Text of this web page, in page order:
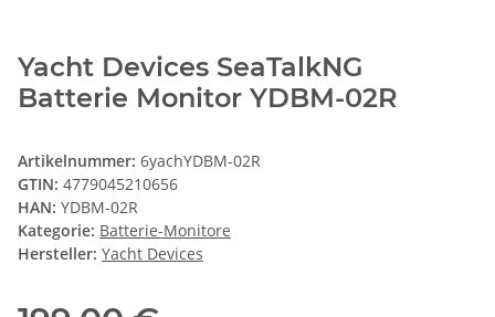
Yacht Devices SeaTalkNG
Batterie Monitor YDBM-02R
Artikelnummer: 6yachYDBM-02R
GTIN: 4779045210656
HAN: YDBM-02R
Kategorie: Batterie-Monitore
Hersteller: Yacht Devices